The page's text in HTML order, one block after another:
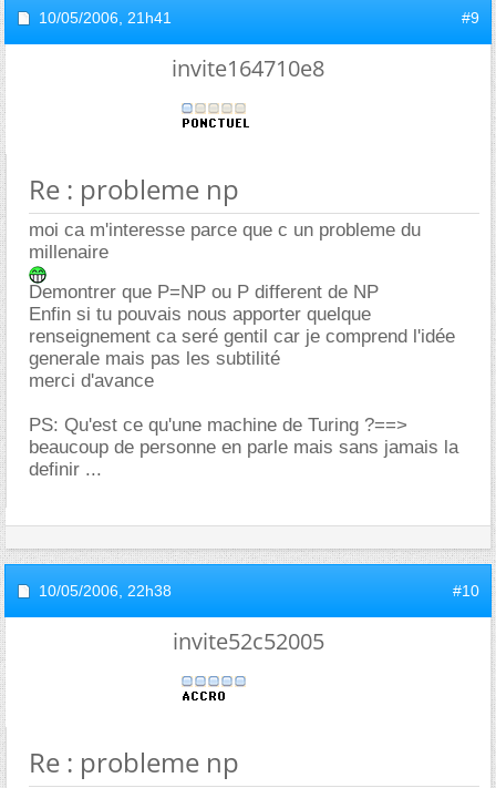
10/05/2006, 21h41 #9
invite164710e8
Re : probleme np
moi ca m'interesse parce que c un probleme du
millenaire
Demontrer que P=NP ou P different de NP
Enfin si tu pouvais nous apporter quelque
renseignement ca seré gentil car je comprend l'idée
generale mais pas les subtilité
merci d'avance
PS: Qu'est ce qu'une machine de Turing ?==>
beaucoup de personne en parle mais sans jamais la
definir ...
10/05/2006, 22h38 #10
invite52c52005
Re : probleme np